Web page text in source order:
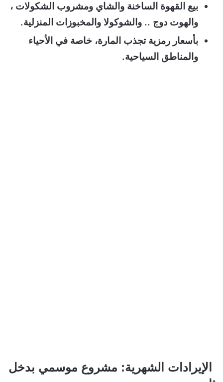
بيع القهوة الساخنة والشاي ومشروب الشكولات ،
والهوت دوج .. والشوكولا والمخبوزات المنزلية.
بأسعار رمزية تجذب المارة، خاصة في الأحياء
والمناطق السياحية.
الإيرادات الشهرية: مشروع موسمي بدخل